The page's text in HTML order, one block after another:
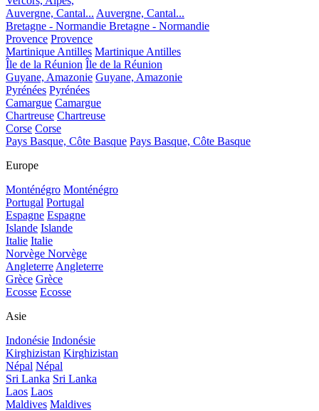
Auvergne, Cantal... Auvergne, Cantal...
Bretagne - Normandie Bretagne - Normandie
Provence Provence
Martinique Antilles Martinique Antilles
Île de la Réunion Île de la Réunion
Guyane, Amazonie Guyane, Amazonie
Pyrénées Pyrénées
Camargue Camargue
Chartreuse Chartreuse
Corse Corse
Pays Basque, Côte Basque Pays Basque, Côte Basque
Europe
Monténégro Monténégro
Portugal Portugal
Espagne Espagne
Islande Islande
Italie Italie
Norvège Norvège
Angleterre Angleterre
Grèce Grèce
Ecosse Ecosse
Asie
Indonésie Indonésie
Kirghizistan Kirghizistan
Népal Népal
Sri Lanka Sri Lanka
Laos Laos
Maldives Maldives